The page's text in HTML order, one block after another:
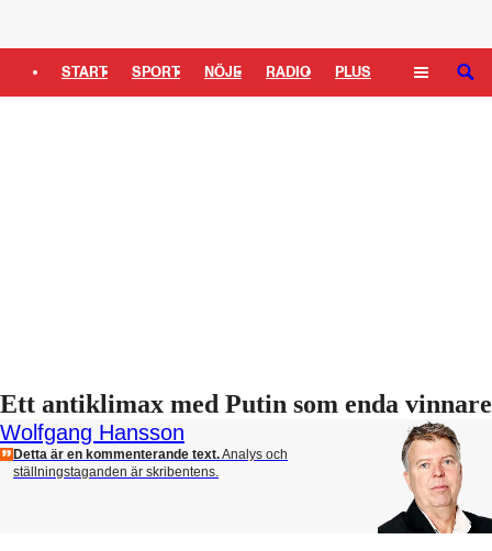
START SPORT NÖJE RADIO PLUS SÖK
Ett antiklimax med Putin som enda vinnare
Wolfgang Hansson
Detta är en kommenterande text.Analys och
ställningstaganden är skribentens.